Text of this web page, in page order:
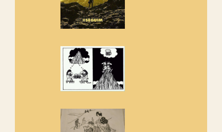
Amics de Sant Aniol d'Aguja
Els Centpeus estem implicats
amb la recuperació del refugi i